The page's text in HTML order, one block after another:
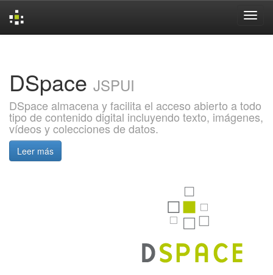
DSpace JSPUI
DSpace almacena y facilita el acceso abierto a todo
tipo de contenido digital incluyendo texto, imágenes,
vídeos y colecciones de datos.
Leer más